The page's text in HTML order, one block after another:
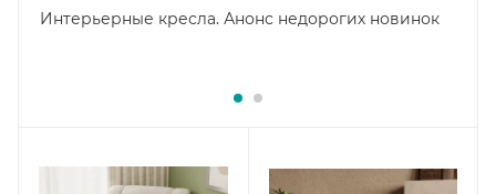
Интерьерные кресла. Анонс недорогих новинок